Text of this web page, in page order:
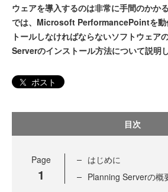
ウェアを導入するのは非常に手間のかか
では、Microsoft PerformancePointを動
トールしなければならないソフトウェア
Serverのインストール方法について説明し
ポスト
目次
Page
1
はじめに
Planning Serverの概